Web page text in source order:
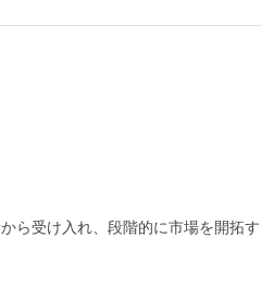
ら受け入れ、段階的に市場を開拓